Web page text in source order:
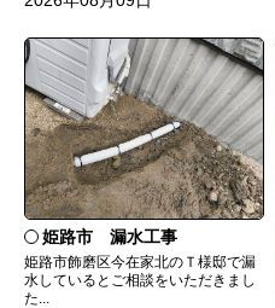
姫路市 漏水工事
姫路市飾磨区今在家北のＴ様邸で漏
水しているとご相談をいただきまし
た...